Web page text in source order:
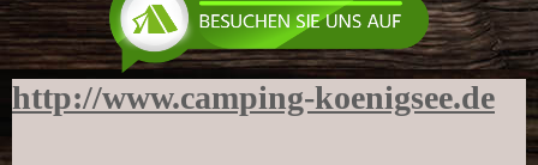
http://www.camping-koenigsee.de